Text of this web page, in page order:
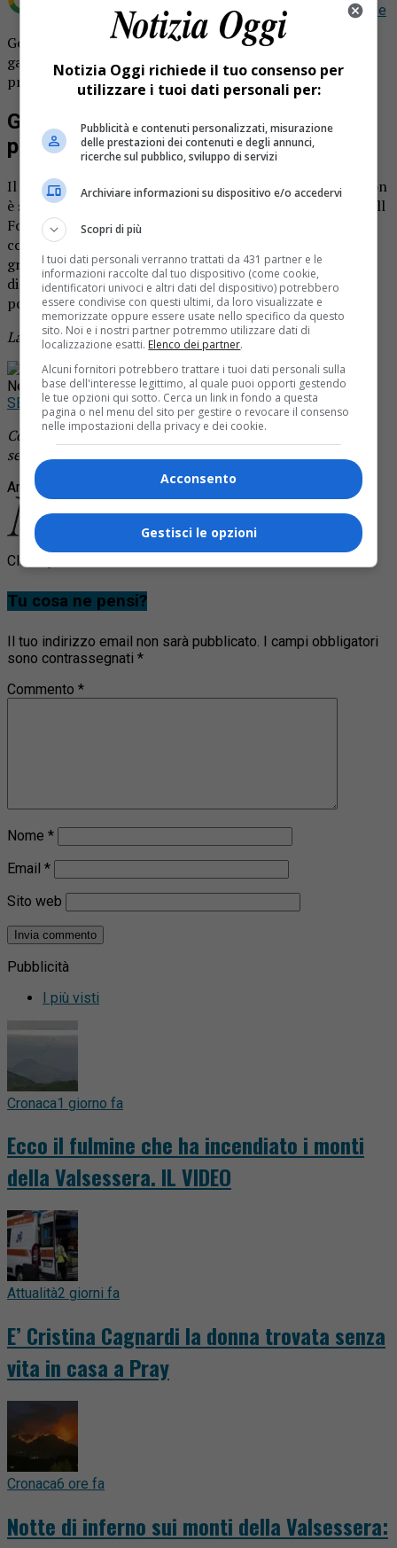
Aggiungi Notizia Oggi.it come Fonte preferita su Google
Gessi basket: la “benedizione” non porta la vittoria. Ma la
gara è ottima. A Firenze gli Eagles sfoderano una
prestazione che mette in difficoltà i fortissimi avversari.
Gessi basket: la “benedizione” non
porta la vittoria. Ma la gara è ottima
Il pellegrinaggio propiziatorio al santuario di Boca
non
è stato sufficiente a vincere a Firenze (in effetti, contro All
Food più che una grazia serviva un miracolo). Ma è stato
comunque utile per mettere in campo una prestazione di
gran lunga superiore alle precedenti. Tant’è che i padroni
di casa hanno vinto, ma hanno sudato non poco per
portare a casa i due punti: 78-72 il risultato finale.
La cronaca della gara su Notizia Oggi in edicola
Rimani aggiornato seguendoci su Google
News!
SEGUICI
Continua a leggere le notizie di Notizia Oggi Borgosesia
segui la nostrapagina Facebook
Argomenti correlati: basketgessipellegrinaggio
Clicca per commentare
Tu cosa ne pensi?
Il tuo indirizzo email non sarà pubblicato. I campi obbligatori
sono contrassegnati *
Commento *
Nome *
Email *
Sito web
Pubblicità
I più visti
Cronaca1 giorno fa
Ecco il fulmine che ha incendiato i monti
della Valsessera. IL VIDEO
Attualità2 giorni fa
E’ Cristina Cagnardi la donna trovata senza
vita in casa a Pray
Cronaca6 ore fa
Notte di inferno sui monti della Valsessera:
Notizia Oggi richiede il tuo consenso per
utilizzare i tuoi dati personali per:
Pubblicità e contenuti personalizzati, misurazione
delle prestazioni dei contenuti e degli annunci,
ricerche sul pubblico, sviluppo di servizi
Archiviare informazioni su dispositivo e/o accedervi
Scopri di più
I tuoi dati personali verranno trattati da 431 partner e le
informazioni raccolte dal tuo dispositivo (come cookie,
identificatori univoci e altri dati del dispositivo) potrebbero
essere condivise con questi ultimi, da loro visualizzate e
memorizzate oppure essere usate nello specifico da questo
sito. Noi e i nostri partner potremmo utilizzare dati di
localizzazione esatti. Elenco dei partner.
Alcuni fornitori potrebbero trattare i tuoi dati personali sulla
base dell'interesse legittimo, al quale puoi opporti gestendo
le tue opzioni qui sotto. Cerca un link in fondo a questa
pagina o nel menu del sito per gestire o revocare il consenso
nelle impostazioni della privacy e dei cookie.
Acconsento
Gestisci le opzioni